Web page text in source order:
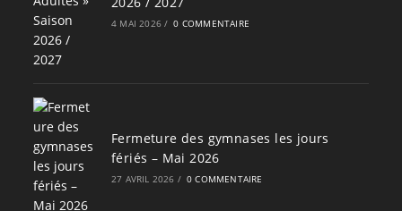
4 MAI 2026 / 0 COMMENTAIRE
Fermeture des gymnases les jours
fériés – Mai 2026
27 AVRIL 2026 / 0 COMMENTAIRE